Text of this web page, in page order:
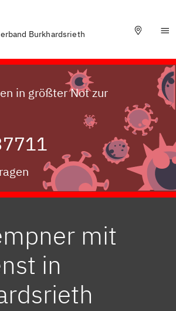
Burkhardsrieth
in größter Not zur
mit
in